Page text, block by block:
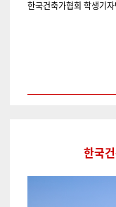
한국건축가협회 학생기
*버튼
한국